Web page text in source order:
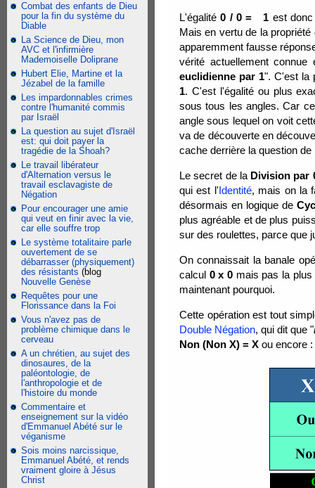
Combat des enfants de Dieu
pour la fin du système du
Diable
La Science de Dieu, mon
AVC et l'infirmière
Mademoiselle Doliprane
Hubert Elie, Martine et la
Jézabel de la famille
Les impardonnables crimes
contre l'humanité commis
par Israël
La question au sujet d'Israël
est: qui doit payer la
tragédie de la Shoah?
Le travail libérateur
d'Alternation versus le
travail esclavagiste de
Négation
Pour encourager une amie
qui veut en finir avec la vie,
car elle souffre trop
Le système totalitaire parle
ouvertement de se
débarrasser (physiquement)
des résistants (blog
Nouvelle Genèse
Requêtes pour une
Florissance dans la Foi
Vous n'avez pas de
problème chimique dans le
cerveau
A un chrétien, au sujet des
dinosaures, de la
paléontologie, de
l'anthropologie et de
l'histoire du monde
Commentaire et
enseignement sur la vidéo
d'Emmanuel Abété sur le
véganisme
Sois moins narcissique,
Emmanuel Abété, et rends
vraiment gloire à Jésus
Christ
L'égalité0 / 0 = 1 est
Mais en vertu de la
apparemment fausse
vérité actuellement
euclidienne par 1". C'est la
1. C'est l'égalité ou plus
sous tous les angles. Car
angle sous lequel on voit
va de découverte en
cache derrière la question
Le secret de la Division par
qui est l'Identité, mais on la
désormais en logique de
plus agréable et de plus
sur des roulettes, parce que
On connaissait la banale
calcul 0 x 0 mais pas la
maintenant pourquoi.
Cette opération est tout
Double Négation, qui dit que "
Non (Non X) = X ou encore :